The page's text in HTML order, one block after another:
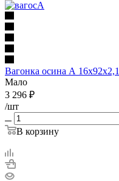
Вагонка осина А
Мало
3 296 ₽
/шт
В корзину